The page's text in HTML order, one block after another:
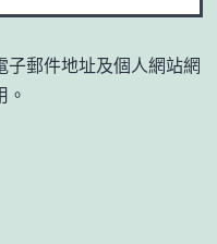
子郵件地址及個人網站網